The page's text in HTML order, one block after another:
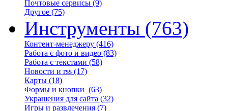
Почтовые сервисы (9)
Другое (75)
Инструменты (763)
Контент-менеджеру (416)
Работа с фото и видео (83)
Работа с текстами (58)
Новости и rss (17)
Карты (18)
Формы и кнопки (63)
Украшения для сайта (32)
Игры и развлечения (7)